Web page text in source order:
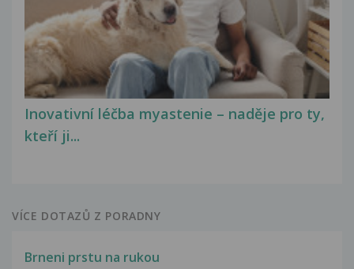
Inovativní léčba myastenie – naděje pro ty,
kteří ji...
VÍCE DOTAZŮ Z PORADNY
Brneni prstu na rukou